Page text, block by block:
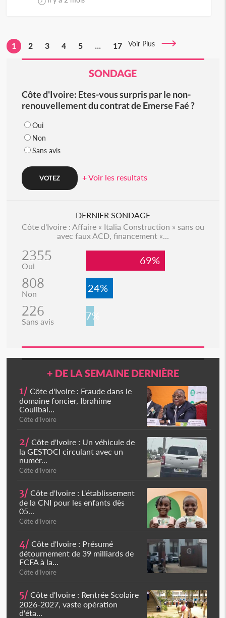
1 2 3 4 5 ... 17 Voir Plus
SONDAGE
Côte d'Ivoire: Etes-vous surpris par le non-
renouvellement du contrat de Emerse Faé ?
Oui
Non
Sans avis
+ Voir les resultats
DERNIER SONDAGE
Côte d'Ivoire : Affaire « Italia Construction » sans ou
avec faux ACD, financement «...
2355
Oui 69%
808
Non 24%
226
Sans avis 7%
+ DE LA SEMAINE DERNIÈRE
1/ Côte d'Ivoire : Fraude dans le
domaine foncier, Ibrahime
Coulibal...
Côte d'Ivoire
2/ Côte d'Ivoire : Un véhicule de
la GESTOCI circulant avec un
numér...
Côte d'Ivoire
3/ Côte d'Ivoire : L'établissement
de la CNI pour les enfants dès
05...
Côte d'Ivoire
4/ Côte d'Ivoire : Présumé
détournement de 39 milliards de
FCFA à la...
Côte d'Ivoire
5/ Côte d'Ivoire : Rentrée Scolaire
2026-2027, vaste opération
d'éta...